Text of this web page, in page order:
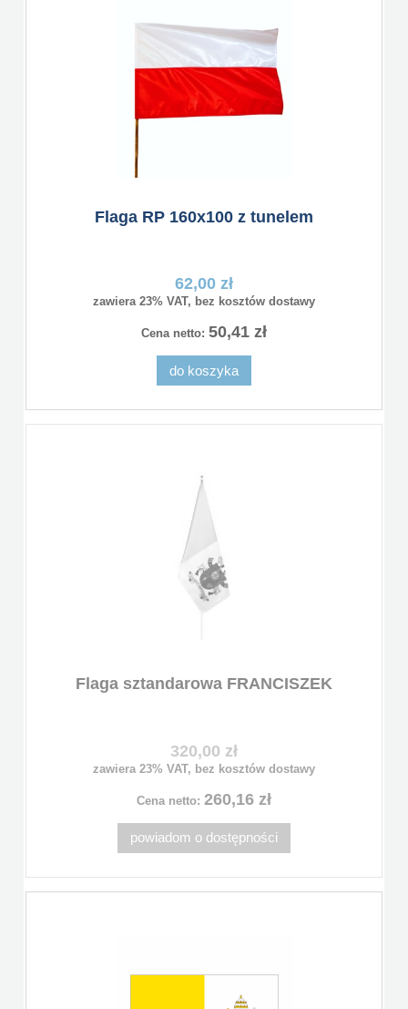
Flaga RP 160x100 z tunelem
62,00 zł
zawiera 23% VAT, bez kosztów dostawy
Cena netto: 50,41 zł
do koszyka
Flaga sztandarowa FRANCISZEK
320,00 zł
zawiera 23% VAT, bez kosztów dostawy
Cena netto: 260,16 zł
powiadom o dostępności